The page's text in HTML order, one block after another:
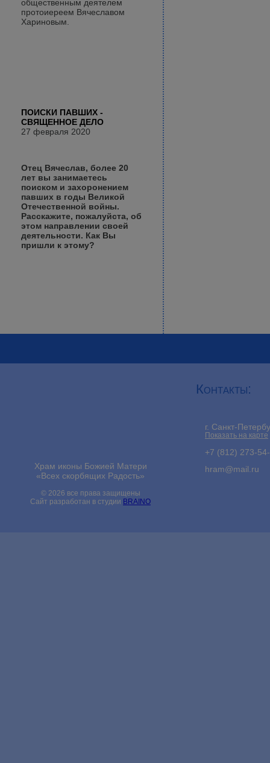
общественным деятелем
протоиереем Вячеславом
Хариновым.
ПОИСКИ ПАВШИХ -
СВЯЩЕННОЕ ДЕЛО
27 февраля 2020
Отец Вячеслав, более 20
лет вы занимаетесь
поиском и захоронением
павших в годы Великой
Отечественной войны.
Расскажите, пожалуйста, об
этом направлении своей
деятельности. Как Вы
пришли к этому?
Храм иконы Божией Матери
«Всех скорбящих Радость»
© 2026 все права защищены
Сайт разработан в студии BRAINO
Контакты:
г. Санкт-
Показать на карте
+7 (812) 273-
hram@mail.ru